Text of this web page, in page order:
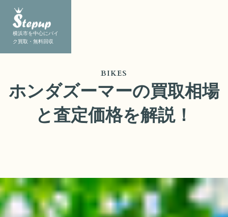
横浜市を中心にバイ
ク買取・無料回収
ホンダズーマーの買取相場
と査定価格を解説！
BIKES